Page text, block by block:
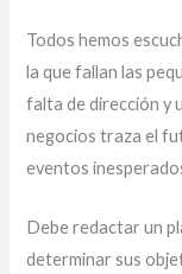
Todos hemos
la que fallan las
falta de dirección y
negocios traza el
eventos
Debe redactar un
determinar sus